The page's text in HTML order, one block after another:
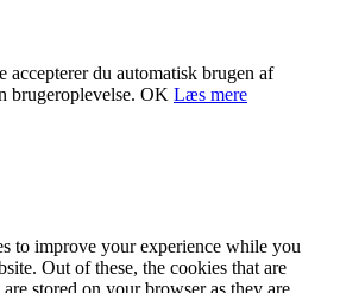
accepterer du automatisk brugen af
brugeroplevelse. OK Læs mere
to improve your experience while you
Out of these, the cookies that are
are stored on your browser as they are